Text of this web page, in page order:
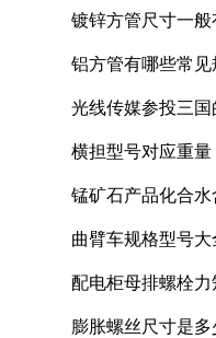
镀锌方管尺寸一般
铝方管有哪些常见
光线传媒参投三
横担型号对应重量
锰矿石产品化合水
曲臂车规格型号大
配电柜母排螺栓
膨胀螺丝尺寸是多